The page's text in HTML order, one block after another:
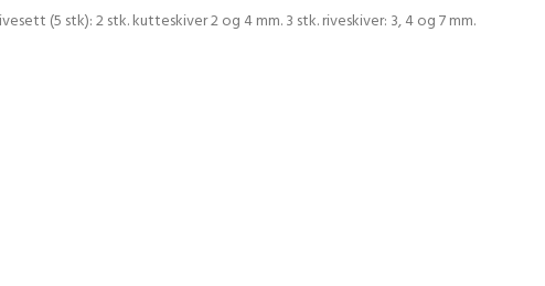
(5 stk): 2 stk. kutteskiver 2 og 4 mm. 3 stk. riveskiver: 3, 4 og 7 mm.